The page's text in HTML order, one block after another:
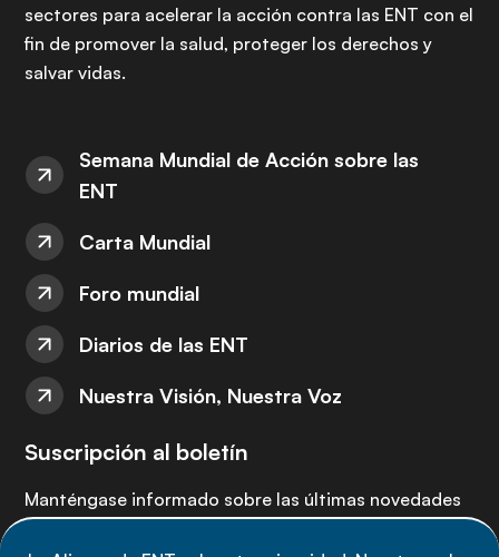
sectores para acelerar la acción contra las ENT con el
fin de promover la salud, proteger los derechos y
salvar vidas.
Semana Mundial de Acción sobre las
ENT
Carta Mundial
Foro mundial
Diarios de las ENT
Nuestra Visión, Nuestra Voz
Suscripción al boletín
Manténgase informado sobre las últimas novedades